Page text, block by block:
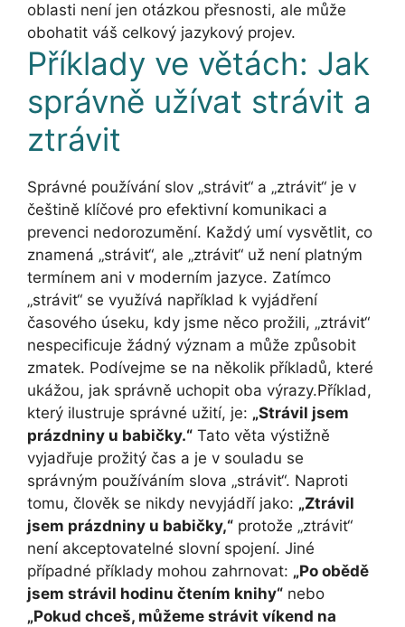
oblasti není jen otázkou přesnosti, ale může
obohatit váš celkový jazykový projev.
Příklady ve větách: Jak
správně užívat strávit a
ztrávit
Správné používání slov „strávit“ a „ztrávit“ je v
češtině klíčové pro efektivní komunikaci a
prevenci nedorozumění. Každý umí vysvětlit, co
znamená „strávit“, ale „ztrávit“ už není platným
termínem ani v moderním jazyce. Zatímco
„strávit“ se využívá například k vyjádření
časového úseku, kdy jsme něco prožili, „ztrávit“
nespecificuje žádný význam a může způsobit
zmatek. Podívejme se na několik příkladů, které
ukážou, jak správně uchopit oba výrazy.Příklad,
který ilustruje správné užití, je: „Strávil jsem
prázdniny u babičky.“ Tato věta výstižně
vyjadřuje prožitý čas a je v souladu se
správným používáním slova „strávit“. Naproti
tomu, člověk se nikdy nevyjádří jako: „Ztrávil
jsem prázdniny u babičky,“ protože „ztrávit“
není akceptovatelné slovní spojení. Jiné
případné příklady mohou zahrnovat: „Po obědě
jsem strávil hodinu čtením knihy“ nebo
„Pokud chceš, můžeme strávit víkend na